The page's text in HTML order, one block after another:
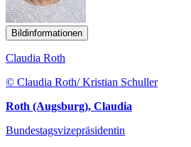
Bildinformationen
Claudia Roth
© Claudia Roth/ Kristian Schuller
Roth (Augsburg), Claudia
Bundestagsvizepräsidentin